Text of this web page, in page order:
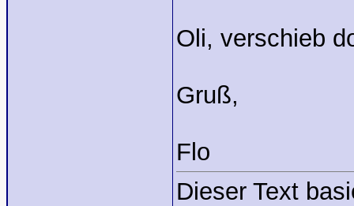
Oli, verschieb
Gruß,
Flo
Dieser Text